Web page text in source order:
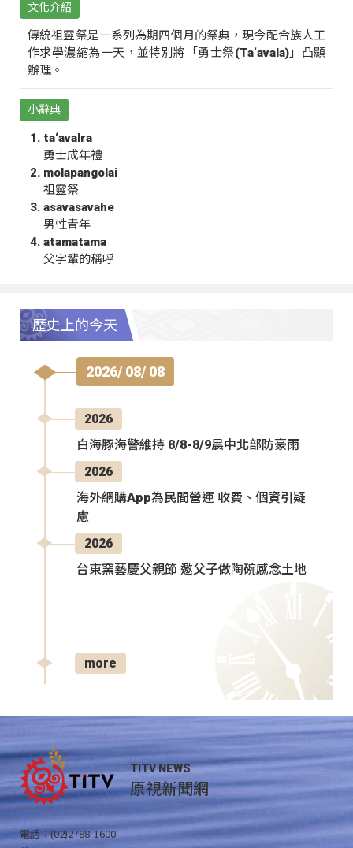
文化介紹
傳統祖靈祭是一系列為期四個月的祭典，現今配合族人工
作求學濃縮為一天，並特別將「勇士祭(Ta‘avala)」凸顯
辦理。
小辭典
ta‘avalra
勇士成年禮
molapangolai
祖靈祭
asavasavahe
男性青年
atamatama
父字輩的稱呼
歷史上的今天
2026/ 08/ 08
2026
白海豚海警維持 8/8-8/9晨中北部防豪雨
2026
海外網購App為民間營運 收費、個資引疑
慮
2026
台東窯藝慶父親節 邀父子做陶碗感念土地
more
TITV NEWS
原視新聞網
電話：(02)2788-1600